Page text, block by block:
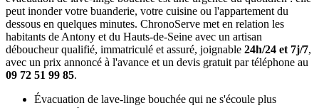
peut inonder votre buanderie, votre cuisine ou l'appartement du
dessous en quelques minutes. ChronoServe met en relation les
habitants de Antony et du Hauts-de-Seine avec un artisan
déboucheur qualifié, immatriculé et assuré, joignable 24h/24 et 7j/7,
avec un prix annoncé à l'avance et un devis gratuit par téléphone au
09 72 51 99 85.
Évacuation de lave-linge bouchée qui ne s'écoule plus